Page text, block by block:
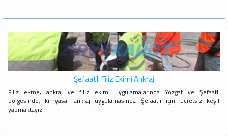
Şefaatli Filiz Ekimi Ankraj
Filiz ekme, ankraj ve filiz ekimi uygulamalarında Yozgat ve Şefaatlı
bölgesinde, kimyasal ankraj uygulamasında Şefaatlı için ücretsiz keşif
yapmaktayız.